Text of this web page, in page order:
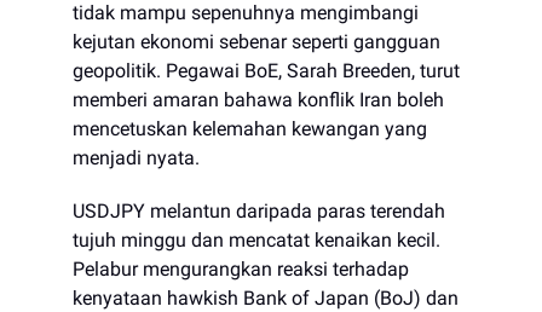
tidak mampu sepenuhnya mengimbangi
kejutan ekonomi sebenar seperti gangguan
geopolitik. Pegawai BoE, Sarah Breeden, turut
memberi amaran bahawa konflik Iran boleh
mencetuskan kelemahan kewangan yang
menjadi nyata.
USDJPY melantun daripada paras terendah
tujuh minggu dan mencatat kenaikan kecil.
Pelabur mengurangkan reaksi terhadap
kenyataan hawkish Bank of Japan (BoJ) dan